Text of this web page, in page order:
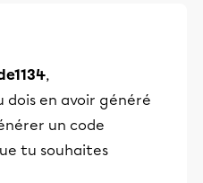
,
dois en avoir généré
un code
tu souhaites